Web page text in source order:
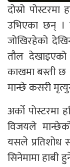
दोस्रो
उभिएका छन् ।
जोखिरहेको
तौल
काखमा बस्ती छ
मान्छे कसरी
अर्को पोस्टरमा
विजयले
यसले प्रतिशोध
सिनेमामा हाबी